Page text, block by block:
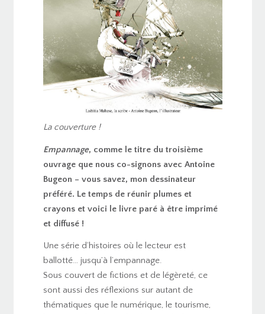
La couverture !
Empannage, comme le titre du troisième
ouvrage que nous co-signons avec Antoine
Bugeon – vous savez, mon dessinateur
préféré. Le temps de réunir plumes et
crayons et voici le livre paré à être imprimé
et diffusé !
Une série d’histoires où le lecteur est
ballotté… jusqu’à l’empannage.
Sous couvert de fictions et de légèreté, ce
sont aussi des réflexions sur autant de
thématiques que le numérique, le tourisme,